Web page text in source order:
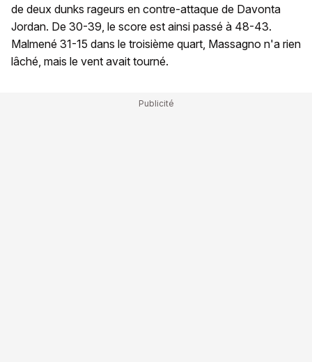
de deux dunks rageurs en contre-attaque de Davonta
Jordan. De 30-39, le score est ainsi passé à 48-43.
Malmené 31-15 dans le troisième quart, Massagno n'a rien
lâché, mais le vent avait tourné.